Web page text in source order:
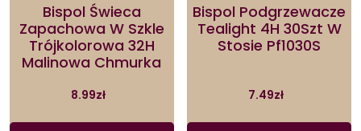
Bispol Świeca
Zapachowa W Szkle
Trójkolorowa 32H
Malinowa Chmurka
8.99zł
Bispol Podgrzewacze
Tealight 4H 30Szt W
Stosie Pf1030S
7.49zł